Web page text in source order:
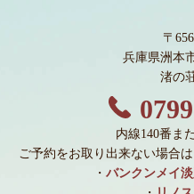
〒
兵庫県洲本
渚の
内線140番ま
ご予約をお取り出来ない場合
・ バンクンメイ